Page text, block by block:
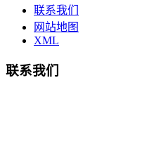
联系我们
网站地图
XML
联系我们